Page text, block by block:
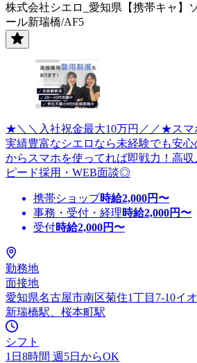
株式会社シエロ_愛知県【携帯キャ】
ール新瑞橋/AF5
★＼＼入社祝金最大10万円／／★スマ
実績豊富なシエロなら未経験でも安
からスマホを使ってれば即戦力！高
ピード採用・WEB面談◎
携帯ショップ時給2,000円〜
事務・受付・経理時給2,000円〜
受付時給2,000円〜
勤務地
面接地
愛知県名古屋市南区菊住1丁目7-10イ
新瑞橋駅、桜本町駅
シフト
1日8時間 週5日からOK